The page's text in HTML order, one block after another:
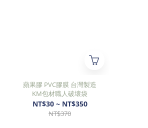
蘋果膠 PVC膠膜 台灣製造
KM包材職人破壞袋
NT$30 ~ NT$350
NT$370